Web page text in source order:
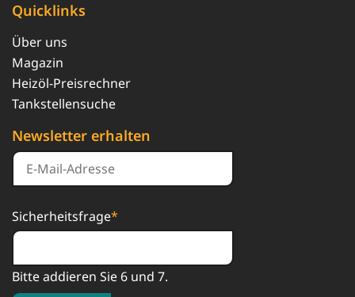
Quicklinks
Über uns
Magazin
Heizöl-Preisrechner
Tankstellensuche
Newsletter erhalten
Sicherheitsfrage*
Bitte addieren Sie 6 und 7.